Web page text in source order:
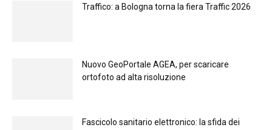
Traffico: a Bologna torna la fiera Traffic 2026
Nuovo GeoPortale AGEA, per scaricare
ortofoto ad alta risoluzione
Fascicolo sanitario elettronico: la sfida dei